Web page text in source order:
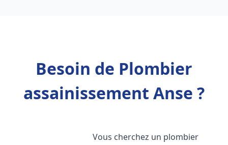
Besoin de Plombier
assainissement Anse ?
Vous cherchez un plombier